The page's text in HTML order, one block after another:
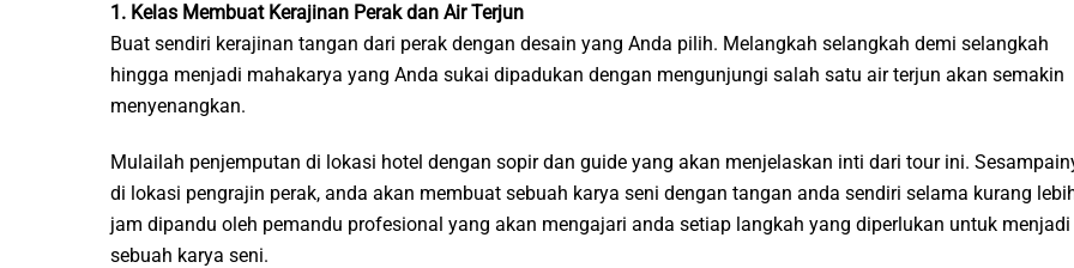
1. Kelas Membuat Kerajinan Perak dan Air Terjun
Buat sendiri kerajinan tangan dari perak dengan desain yang Anda pilih. Melangkah selangkah demi selangkah
hingga menjadi mahakarya yang Anda sukai dipadukan dengan mengunjungi salah satu air terjun akan semakin
menyenangkan.
Mulailah penjemputan di lokasi hotel dengan sopir dan guide yang akan menjelaskan inti dari tour ini.
di lokasi pengrajin perak, anda akan membuat sebuah karya seni dengan tangan anda sendiri selama kurang
jam dipandu oleh pemandu profesional yang akan mengajari anda setiap langkah yang diperlukan untuk menjadi
sebuah karya seni.